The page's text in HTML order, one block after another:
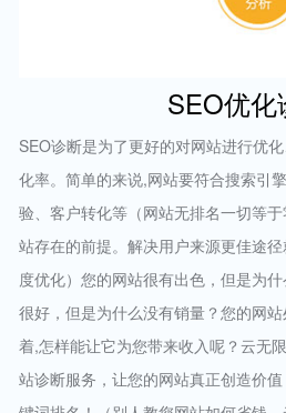
SEO优化
SEO诊断是为了更好的对网站进行优
化率。简单的来说,网站要符合搜索引
验、客户转化等（网站无排名一切等
站存在的前提。解决用户来源更佳途
度优化）您的网站很有出色，但是为
很好，但是为什么没有销量？您的网
着,怎样能让它为您带来收入呢？云无
站诊断服务，让您的网站真正创造价